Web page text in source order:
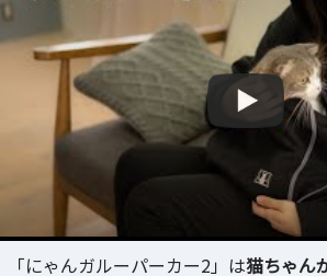
「にゃんガルーパーカー2」は猫ちゃん